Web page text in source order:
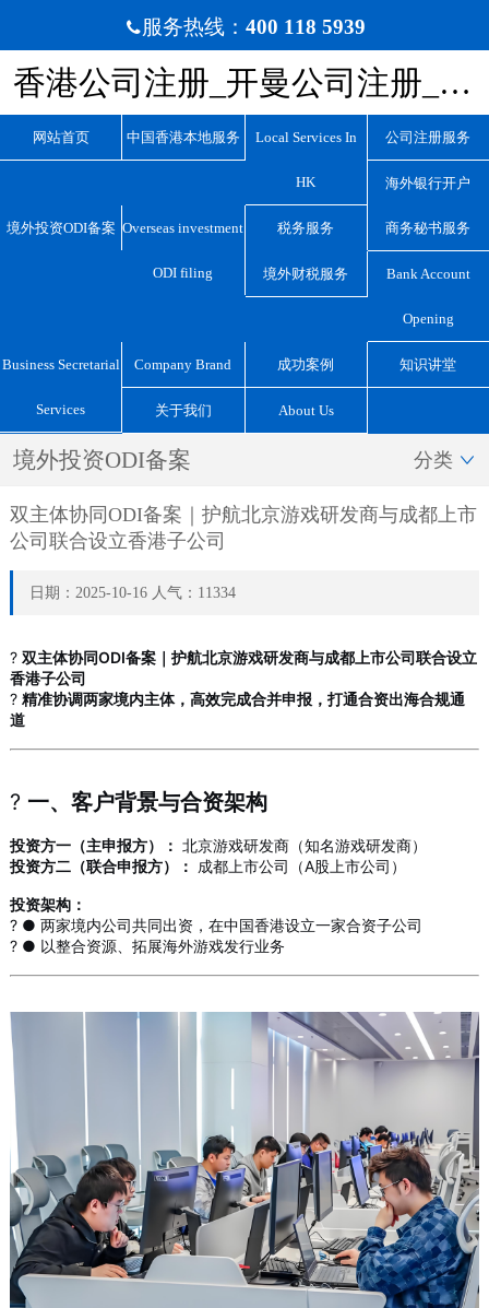
服务热线： 400 118 5939
香港公司注册_开曼公司注册_BVI公司注册_离岸公司注册_宏源国际咨询
网站首页 中国香港本地服务 Local Services In
HK
公司注册服务
海外银行开户
境外投资ODI备案 Overseas investment
ODI filing
税务服务 商务秘书服务
境外财税服务 Bank Account
Opening
Business Secretarial
Services
Company Brand 成功案例 知识讲堂
关于我们 About Us
境外投资ODI备案 分类 
双主体协同ODI备案｜护航北京游戏研发商与成都上市
公司联合设立香港子公司
日期：2025-10-16 人气：11334
? 双主体协同ODI备案｜护航北京游戏研发商与成都上市公司联合设立
香港子公司
? 精准协调两家境内主体，高效完成合并申报，打通合资出海合规通
道
? 一、客户背景与合资架构
投资方一（主申报方）： 北京游戏研发商（知名游戏研发商）
投资方二（联合申报方）： 成都上市公司（A股上市公司）
投资架构：
? ● 两家境内公司共同出资，在中国香港设立一家合资子公司
? ● 以整合资源、拓展海外游戏发行业务